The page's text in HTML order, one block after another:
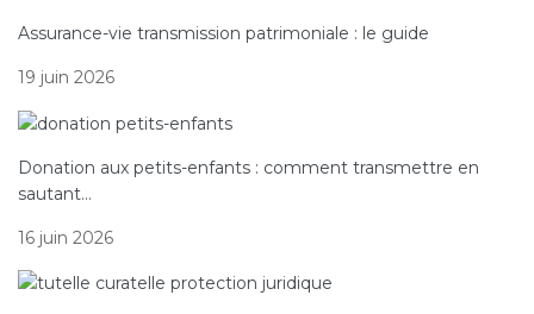
Assurance-vie transmission patrimoniale : le guide
19 juin 2026
Donation aux petits-enfants : comment transmettre en
sautant…
16 juin 2026